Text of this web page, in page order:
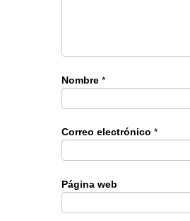
Nombre *
Correo electrónico *
Página web